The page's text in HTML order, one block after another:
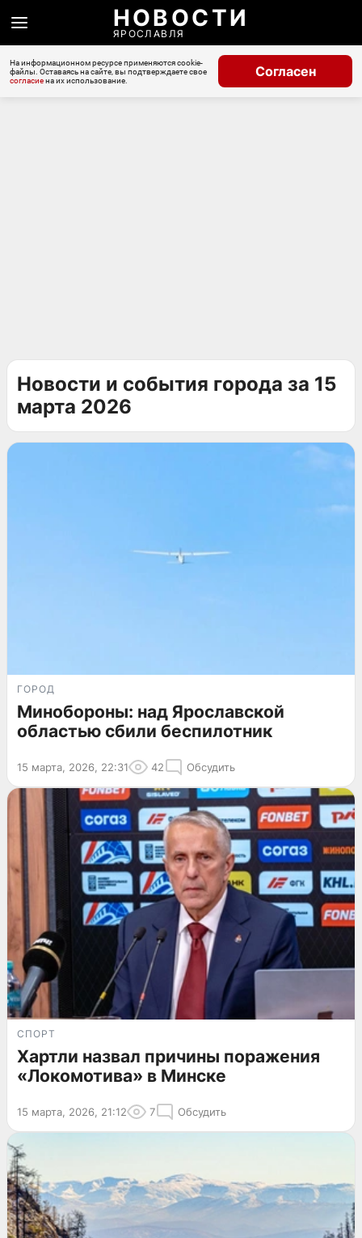
НОВОСТИ
ЯРОСЛАВЛЯ
На информационном ресурсе применяются cookie-
файлы. Оставаясь на сайте, вы подтверждаете свое
согласиена их использование.
Согласен
Новости и события города за 15
марта 2026
ГОРОД
Минобороны: над Ярославской
областью сбили беспилотник
15 марта, 2026, 22:31 42 Обсудить
СПОРТ
Хартли назвал причины поражения
«Локомотива» в Минске
15 марта, 2026, 21:12 7 Обсудить